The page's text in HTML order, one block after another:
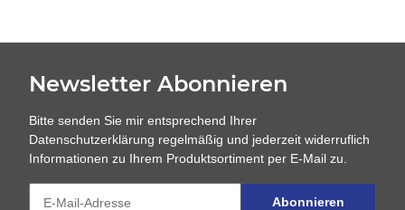
Newsletter Abonnieren
Bitte senden Sie mir entsprechend Ihrer
Datenschutzerklärung regelmäßig und jederzeit widerruflich
Informationen zu Ihrem Produktsortiment per E-Mail zu.
Abonnieren